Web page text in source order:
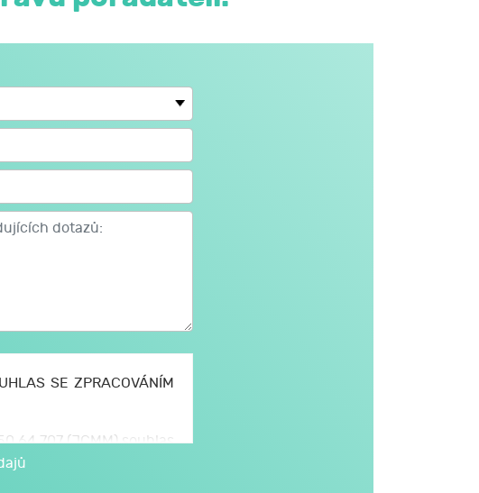
SE ZPRACOVÁNÍM
64 707 (JCMM) souhlas
a v tomto formuláři,
JCMM.